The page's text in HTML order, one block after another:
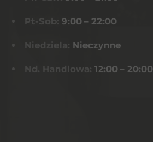
Pt-Sob: 9:00 – 22:00
Niedziela: Nieczynne
Nd. Handlowa: 12:00 – 20:00